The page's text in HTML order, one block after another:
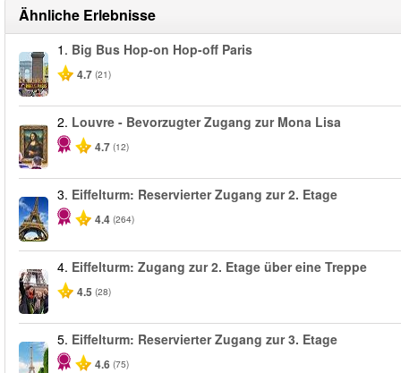
Ähnliche Erlebnisse
1. Big Bus Hop-on Hop-off Paris
4.7 (21)
2. Louvre - Bevorzugter Zugang zur Mona Lisa
4.7 (12)
3. Eiffelturm: Reservierter Zugang zur 2. Etage
4.4 (264)
4. Eiffelturm: Zugang zur 2. Etage über eine Treppe
4.5 (28)
5. Eiffelturm: Reservierter Zugang zur 3. Etage
4.6 (75)